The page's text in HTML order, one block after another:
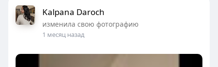
Kalpana Daroch
изменила свою фотографию
1 месяц назад